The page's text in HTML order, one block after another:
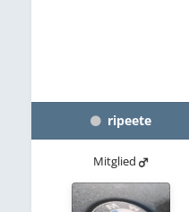
ripeete
Mitglied